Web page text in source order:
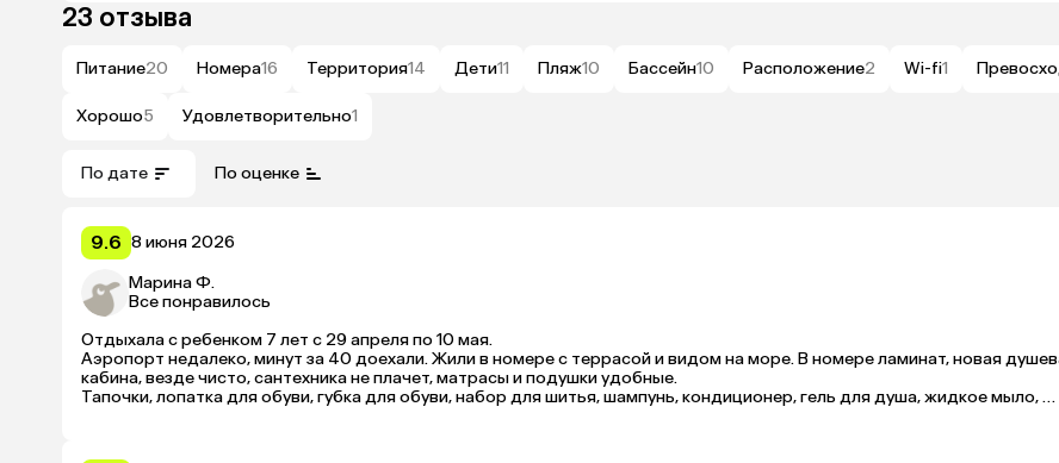
23 отзыва
Питание20 Номера16 Территория14 Дети11 Пляж10 Бассейн10 Расположение2 Wi-fi1
Хорошо5 Удовлетворительно1
По дате По оценке
9.6 8 июня 2026
Марина Ф.
Все понравилось
Отдыхала с ребенком 7 лет с 29 апреля по 10 мая.
Аэропорт недалеко, минут за 40 доехали. Жили в номере с террасой и видом на море. В номере ламинат, новая
кабина, везде чисто, сантехника не плачет, матрасы и подушки удобные.
Тапочки, лопатка для обуви, губка для обуви, набор для шитья, шампунь, кондиционер, гель для душа, жидкое мыло,